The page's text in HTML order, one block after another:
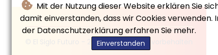
Mit der Nutzung dieser Website erklären Sie
damit einverstanden, dass wir Cookies verwenden.
der Datenschutzerklärung erfahren Sie mehr.
Einverstanden
© El Siglo Futuro - 2026 - Alle Rechte vorbehalten